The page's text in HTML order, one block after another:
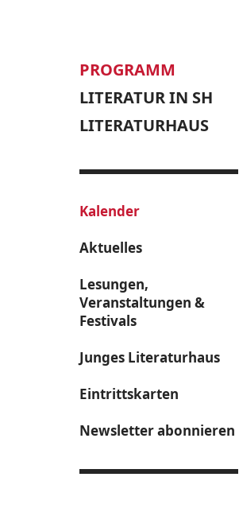
Kalender
Aktuelles
Lesungen,
Veranstaltungen &
Festivals
Junges Literaturhaus
Eintrittskarten
Newsletter abonnieren
PROGRAMM
LITERATUR IN SH
LITERATURHAUS